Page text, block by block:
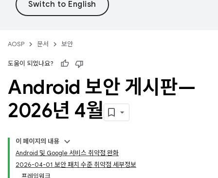
AOSP 문서 보안
도움이 되었나요?
Android 보안 게시판—
2026년 4월
이 페이지의 내용
Android 및 Google 서비스 취약점 완화
2026-04-01 보안 패치 수준 취약점 세부정보
프레임워크